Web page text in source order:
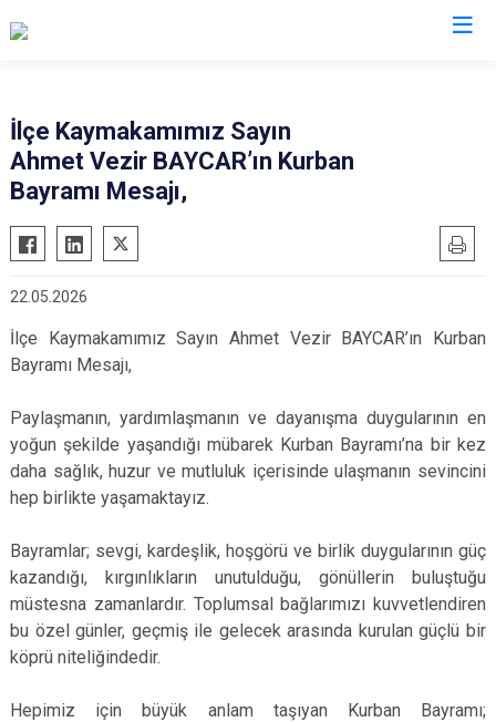
Beytüşşebap
Cizre
Güçlükonak
Uludere
İlçe Kaymakamımız Sayın
Ahmet Vezir BAYCAR’ın Kurban
Bayramı Mesajı,
22.05.2026
İlçe Kaymakamımız Sayın Ahmet Vezir BAYCAR’ın Kurban
Bayramı Mesajı,
Paylaşmanın, yardımlaşmanın ve dayanışma duygularının en
yoğun şekilde yaşandığı mübarek Kurban Bayramı’na bir kez
daha sağlık, huzur ve mutluluk içerisinde ulaşmanın sevincini
hep birlikte yaşamaktayız.
Bayramlar; sevgi, kardeşlik, hoşgörü ve birlik duygularının güç
kazandığı, kırgınlıkların unutulduğu, gönüllerin buluştuğu
müstesna zamanlardır. Toplumsal bağlarımızı kuvvetlendiren
bu özel günler, geçmiş ile gelecek arasında kurulan güçlü bir
köprü niteliğindedir.
Hepimiz için büyük anlam taşıyan Kurban Bayramı;